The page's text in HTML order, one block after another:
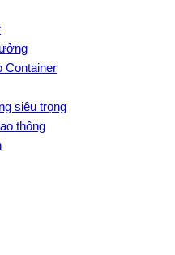
Container
siêu trọng
thông